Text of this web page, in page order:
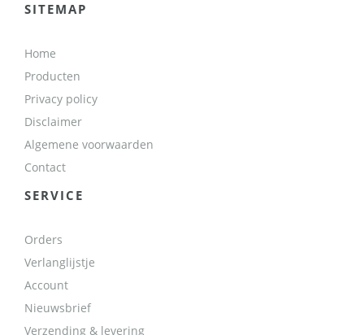
SITEMAP
Home
Producten
Privacy policy
Disclaimer
Algemene voorwaarden
Contact
SERVICE
Orders
Verlanglijstje
Account
Nieuwsbrief
Verzending & levering